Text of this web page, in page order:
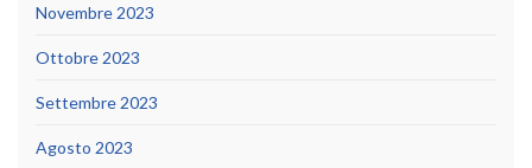
Novembre 2023
Ottobre 2023
Settembre 2023
Agosto 2023